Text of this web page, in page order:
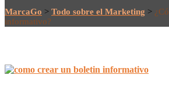
MarcaGo > Todo sobre el Marketing >
informativo?